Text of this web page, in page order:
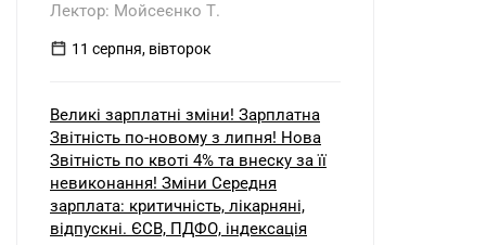
Лектор: Мойсеєнко Т.
11 серпня, вівторок
Великі зарплатні зміни! Зарплатна
Звітність по-новому з липня! Нова
Звітність по квоті 4% та внеску за її
невиконання! Зміни Середня
зарплата: критичність, лікарняні,
відпускні. ЄСВ, ПДФО, індексація